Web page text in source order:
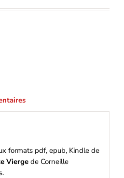
formats pdf, epub, Kindle de
Viergede Corneille